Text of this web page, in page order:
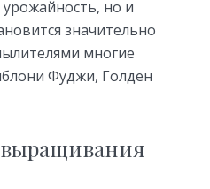
но и
значительно
многие
Фуджи, Голден